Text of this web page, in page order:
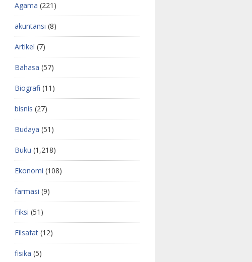
Agama (221)
akuntansi (8)
Artikel (7)
Bahasa (57)
Biografi (11)
bisnis (27)
Budaya (51)
Buku (1,218)
Ekonomi (108)
farmasi (9)
Fiksi (51)
Filsafat (12)
fisika (5)